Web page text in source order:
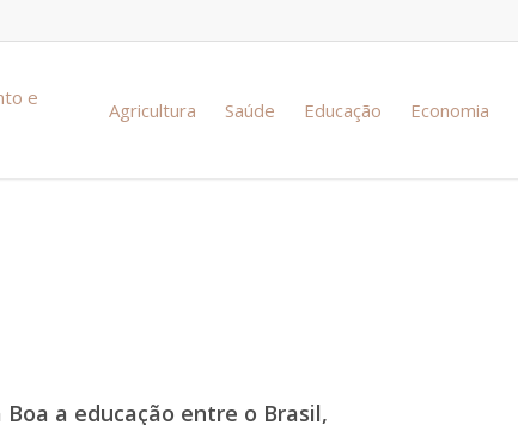
e
Agricultura Saúde Educação Economia
a educação entre o Brasil,